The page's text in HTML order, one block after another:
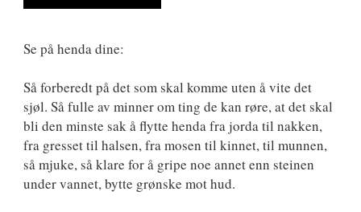
Se på henda dine:
Så forberedt på det som skal komme uten å vite det
sjøl. Så fulle av minner om ting de kan røre, at det skal
bli den minste sak å flytte henda fra jorda til nakken,
fra gresset til halsen, fra mosen til kinnet, til munnen,
så mjuke, så klare for å gripe noe annet enn steinen
under vannet, bytte grønske mot hud.